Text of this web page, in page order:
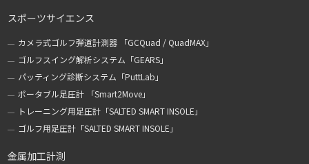
スポーツサイエンス
カメラ式ゴルフ弾道計測器 「GCQuad / QuadMAX」
ゴルフスイング解析システム「GEARS」
パッティング診断システム「PuttLab」
ポータブル足圧計 「Smart2Move」
トレーニング用足圧計「SALTED SMART INSOLE」
ゴルフ用足圧計「SALTED SMART INSOLE」
金属加工計測